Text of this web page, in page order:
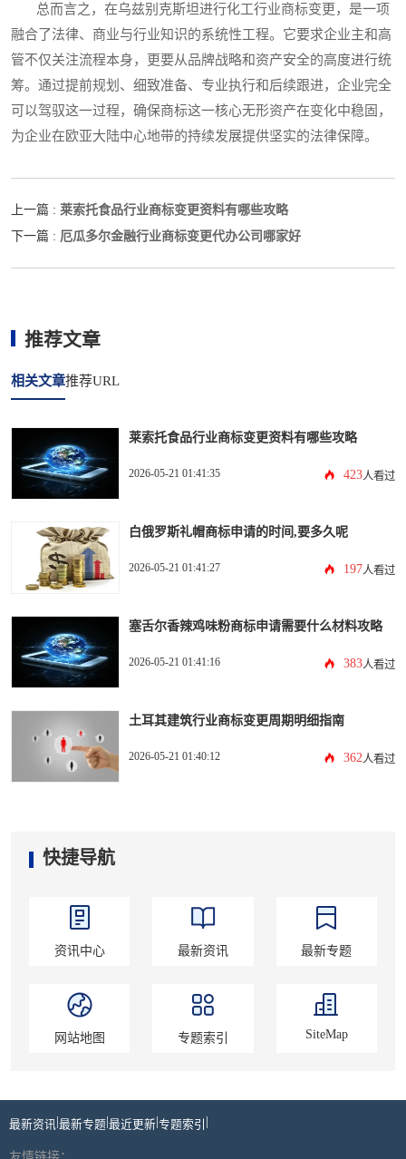
总而言之，在乌兹别克斯坦进行化工行业商标变更，是一项
融合了法律、商业与行业知识的系统性工程。它要求企业主和高
管不仅关注流程本身，更要从品牌战略和资产安全的高度进行统
筹。通过提前规划、细致准备、专业执行和后续跟进，企业完全
可以驾驭这一过程，确保商标这一核心无形资产在变化中稳固，
为企业在欧亚大陆中心地带的持续发展提供坚实的法律保障。
上一篇 : 莱索托食品行业商标变更资料有哪些攻略
下一篇 : 厄瓜多尔金融行业商标变更代办公司哪家好
推荐文章
相关文章推荐URL
莱索托食品行业商标变更资料有哪些攻略
2026-05-21 01:41:35 423人看过
白俄罗斯礼帽商标申请的时间,要多久呢
2026-05-21 01:41:27 197人看过
塞舌尔香辣鸡味粉商标申请需要什么材料攻略
2026-05-21 01:41:16 383人看过
土耳其建筑行业商标变更周期明细指南
2026-05-21 01:40:12 362 人看过
快捷导航
资讯中心 最新资讯 最新专题
网站地图 专题索引 SiteMap
最新资讯 |最新专题|最近更新|专题索引 |